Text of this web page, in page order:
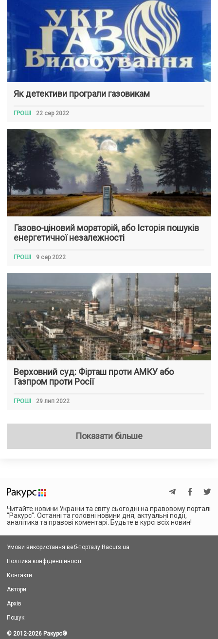
Як детективи програли газовикам
ГРОШІ 22 сер 2022
Газово-ціновий мораторій, або Історія пошуків
енергетичної незалежності
ГРОШІ 9 сер 2022
Верховний суд: Фірташ проти АМКУ або
Газпром проти Росії
ГРОШІ 29 лип 2022
Показати більше
Читайте новини України та світу сьогодні на правовому порталі
"Ракурс". Останні та головні новини дня, актуальні події,
аналітика та правові коментарі. Будьте в курсі всіх новин!
Умови використання веб-порталу Racurs.ua
Політика конфіденційності
Контакти
Автори
Архів
Пошук
© 2012-2026 Ракурс®